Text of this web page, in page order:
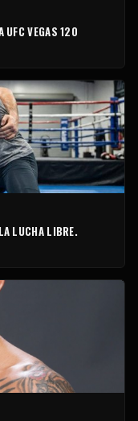
UFC VEGAS 120
LUCHA LIBRE.